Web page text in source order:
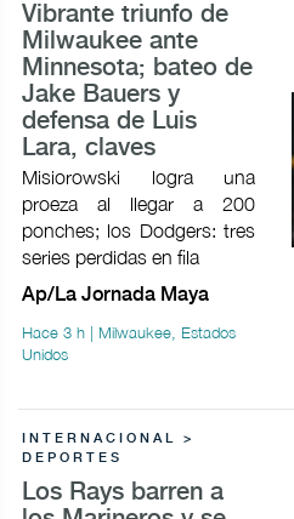
Vibrante triunfo de
Milwaukee ante
Minnesota; bateo de
Jake Bauers y
defensa de Luis
Lara, claves
Misiorowski logra una
proeza al llegar a 200
ponches; los Dodgers: tres
series perdidas en fila
Ap/La Jornada Maya
Hace 3 h | Milwaukee, Estados
Unidos
INTERNACIONAL >
DEPORTES
Los Rays barren a